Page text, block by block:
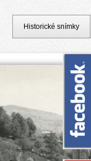
Historické snímky